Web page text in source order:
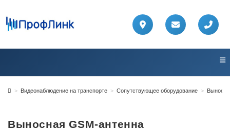
> Видеонаблюдение на транспорте > Сопутствующее оборудование >
Выносная GSM-антенна